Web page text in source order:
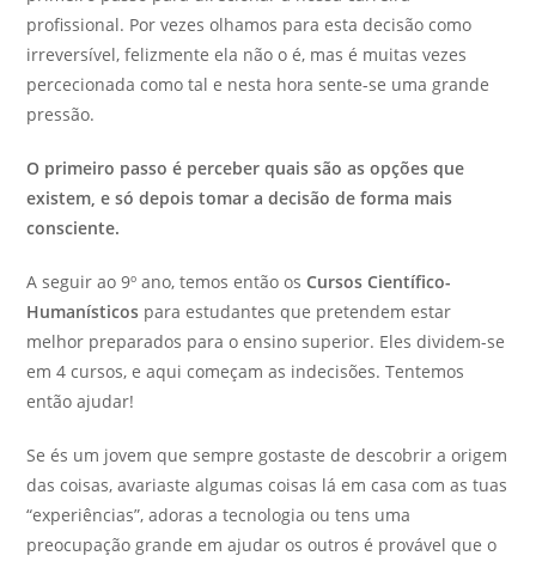
profissional. Por vezes olhamos para esta decisão como
irreversível, felizmente ela não o é, mas é muitas vezes
percecionada como tal e nesta hora sente-se uma grande
pressão.
O primeiro passo é perceber quais são as opções que
existem, e só depois tomar a decisão de forma mais
consciente.
A seguir ao 9º ano, temos então os Cursos Científico-
Humanísticos para estudantes que pretendem estar
melhor preparados para o ensino superior. Eles dividem-se
em 4 cursos, e aqui começam as indecisões. Tentemos
então ajudar!
Se és um jovem que sempre gostaste de descobrir a origem
das coisas, avariaste algumas coisas lá em casa com as tuas
“experiências”, adoras a tecnologia ou tens uma
preocupação grande em ajudar os outros é provável que o